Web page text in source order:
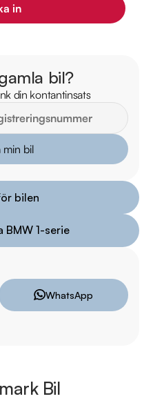
Bil
tillval
bilar
punkter
Välj mellan 12-60
med extra
bilar snabbt! Ring oss
760 88 77. Vi erbjuder även
in
bil?
din kontantinsats
min bil
bilen
BMW 1-serie
WhatsApp